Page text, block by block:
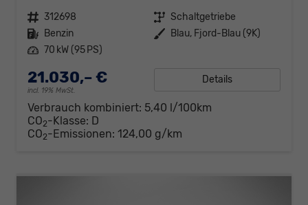
Fahrzeugnr. 312698 Getriebe Schaltgetriebe
Kraftstoff Benzin Außenfarbe Blau, Fjord-Blau (9K)
Leistung 70 kW (95 PS)
21.030,– €
incl. 19% MwSt.
Details
Verbrauch kombiniert: 5,40 l/100km
CO2-Klasse: D
CO2-Emissionen: 124,00 g/km